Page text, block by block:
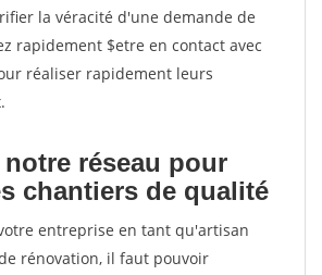
la véracité d'une demande de
rapidement $etre en contact avec
réaliser rapidement leurs
réseau pour
chantiers de qualité
entreprise en tant qu'artisan
rénovation, il faut pouvoir